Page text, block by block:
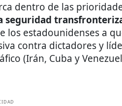
dentro de las
seguridad
los estadounidenses a
contra dictadores y
(Irán, Cuba y